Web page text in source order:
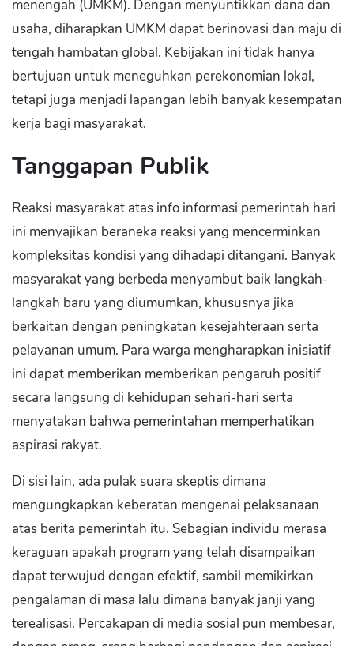
menengah (UMKM). Dengan menyuntikkan dana dan
usaha, diharapkan UMKM dapat berinovasi dan maju di
tengah hambatan global. Kebijakan ini tidak hanya
bertujuan untuk meneguhkan perekonomian lokal,
tetapi juga menjadi lapangan lebih banyak kesempatan
kerja bagi masyarakat.
Tanggapan Publik
Reaksi masyarakat atas info informasi pemerintah hari
ini menyajikan beraneka reaksi yang mencerminkan
kompleksitas kondisi yang dihadapi ditangani. Banyak
masyarakat yang berbeda menyambut baik langkah-
langkah baru yang diumumkan, khususnya jika
berkaitan dengan peningkatan kesejahteraan serta
pelayanan umum. Para warga mengharapkan inisiatif
ini dapat memberikan memberikan pengaruh positif
secara langsung di kehidupan sehari-hari serta
menyatakan bahwa pemerintahan memperhatikan
aspirasi rakyat.
Di sisi lain, ada pulak suara skeptis dimana
mengungkapkan keberatan mengenai pelaksanaan
atas berita pemerintah itu. Sebagian individu merasa
keraguan apakah program yang telah disampaikan
dapat terwujud dengan efektif, sambil memikirkan
pengalaman di masa lalu dimana banyak janji yang
terealisasi. Percakapan di media sosial pun membesar,